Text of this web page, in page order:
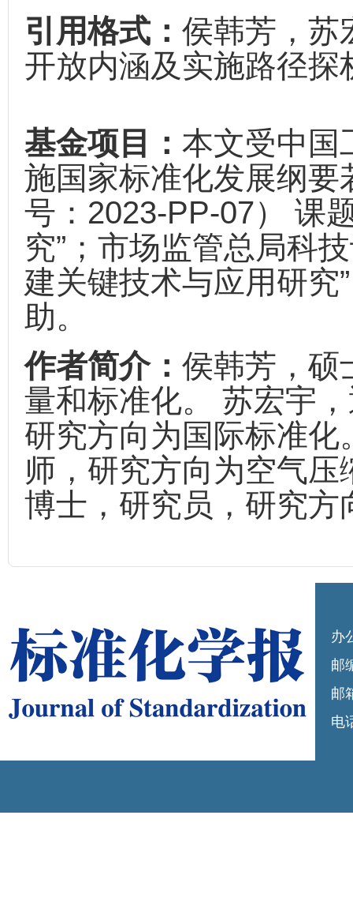
引用格式： 侯韩芳，苏
开放内涵及实施路径探
基金项目： 本文受中国
施国家标准化发展纲要
号：2023-PP-07） 课
究”；市场监管总局科
建关键技术与应用研究
助。
作者简介： 侯韩芳，硕
量和标准化。 苏宏宇
研究方向为国际标准
师，研究方向为空气
博士，研究员，研究方
办
邮
邮
电